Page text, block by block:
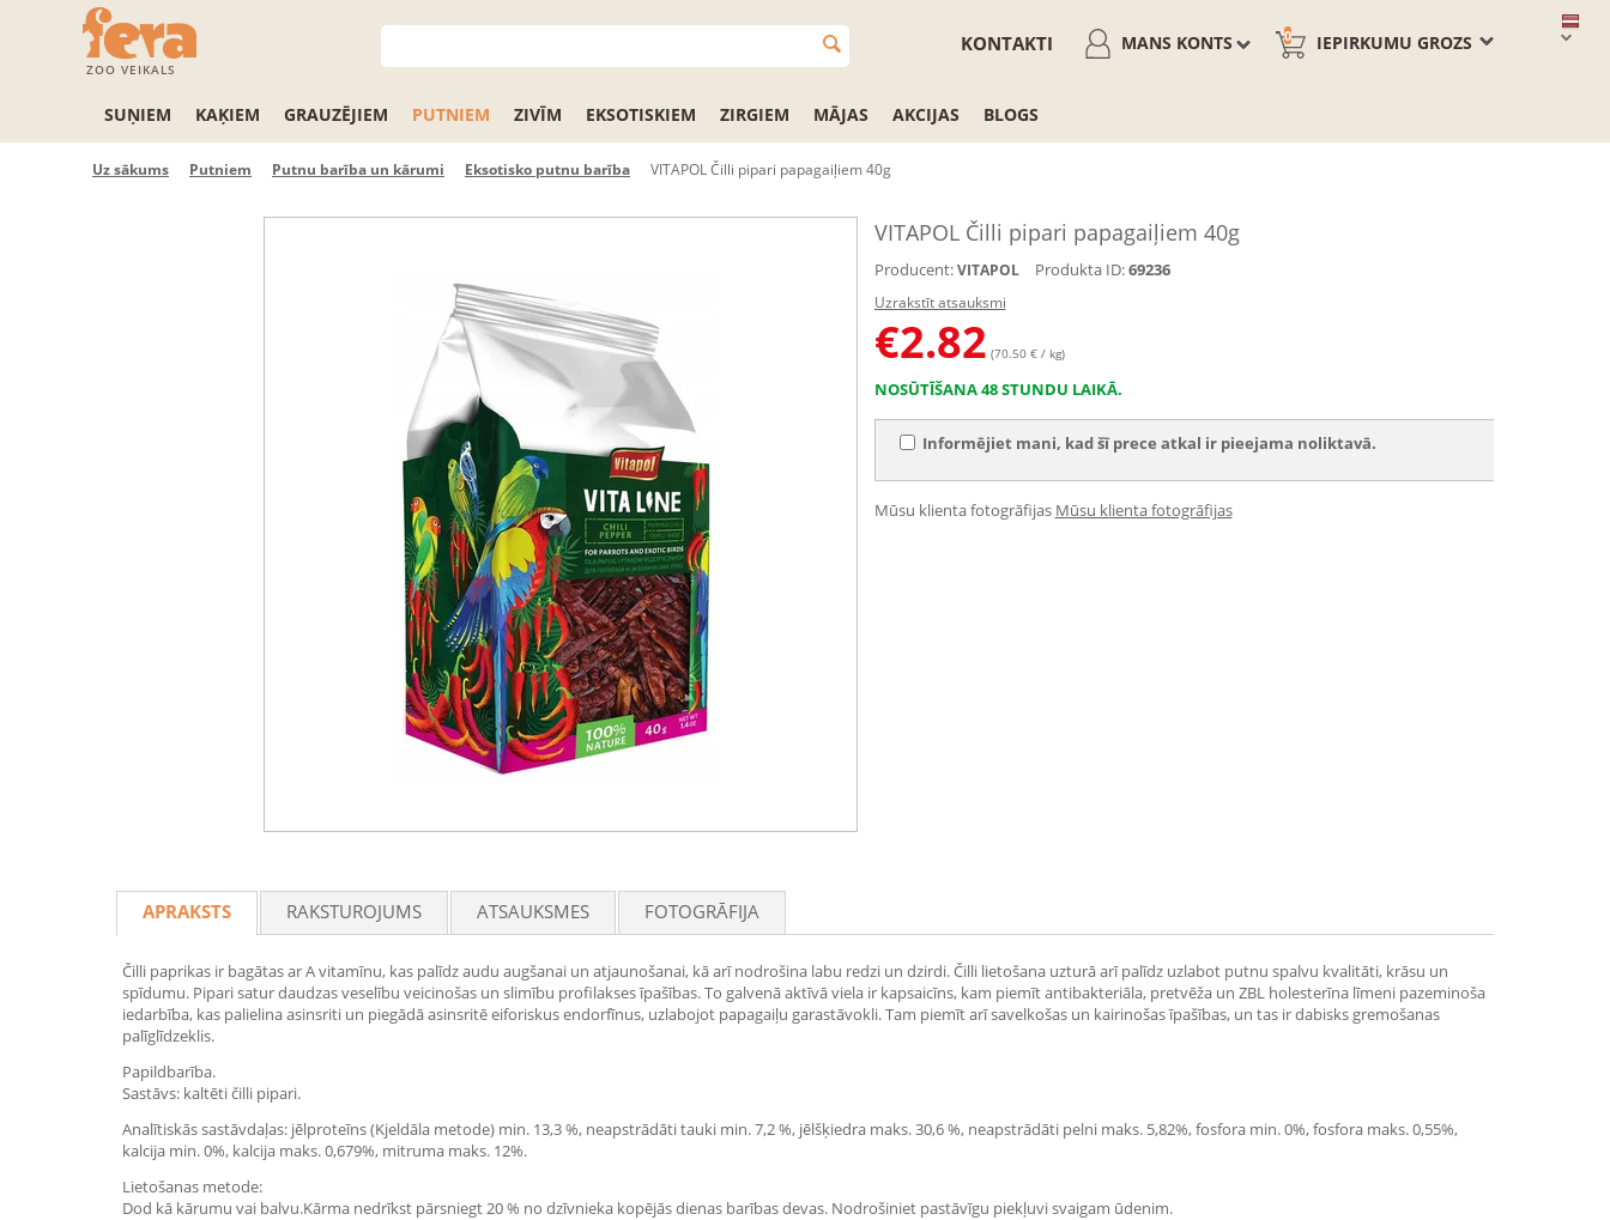
ZOO VEIKALS
IEPIRKUMU GROZS
0
MANS KONTS
KONTAKTI
SUŅIEM KAĶIEM GRAUZĒJIEM PUTNIEM ZIVĪM EKSOTISKIEM ZIRGIEM MĀJAS AKCIJAS BLOGS
Uz sākums Putniem Putnu barība un kārumi Eksotisko putnu barība VITAPOL Čilli pipari papagaiļiem 40g
VITAPOL Čilli pipari papagaiļiem 40g
Producent: VITAPOL Produkta ID:69236
Uzrakstīt atsauksmi
€2.82 (70.50 € / kg)
NOSŪTĪŠANA 48 STUNDU LAIKĀ.
Informējiet mani, kad šī prece atkal ir pieejama noliktavā.
Mūsu klienta fotogrāfijas Mūsu klienta fotogrāfijas
APRAKSTS RAKSTUROJUMS ATSAUKSMES FOTOGRĀFIJA
Čilli paprikas ir bagātas ar A vitamīnu, kas palīdz audu augšanai un atjaunošanai, kā arī nodrošina labu redzi un dzirdi. Čilli lietošana uzturā arī palīdz uzlabot putnu spalvu kvalitāti, krāsu un
spīdumu. Pipari satur daudzas veselību veicinošas un slimību profilakses īpašības. To galvenā aktīvā viela ir kapsaicīns, kam piemīt antibakteriāla, pretvēža un ZBL holesterīna līmeni pazeminoša
iedarbība, kas palielina asinsriti un piegādā asinsritē eiforiskus endorfīnus, uzlabojot papagaiļu garastāvokli. Tam piemīt arī savelkošas un kairinošas īpašības, un tas ir dabisks gremošanas
palīglīdzeklis.
Papildbarība.
Sastāvs: kaltēti čilli pipari.
Analītiskās sastāvdaļas: jēlproteīns (Kjeldāla metode) min. 13,3 %, neapstrādāti tauki min. 7,2 %, jēlšķiedra maks. 30,6 %, neapstrādāti pelni maks. 5,82%, fosfora min. 0%, fosfora maks. 0,55%,
kalcija min. 0%, kalcija maks. 0,679%, mitruma maks. 12%.
Lietošanas metode:
Dod kā kārumu vai balvu.Kārma nedrīkst pārsniegt 20 % no dzīvnieka kopējās dienas barības devas. Nodrošiniet pastāvīgu piekļuvi svaigam ūdenim.